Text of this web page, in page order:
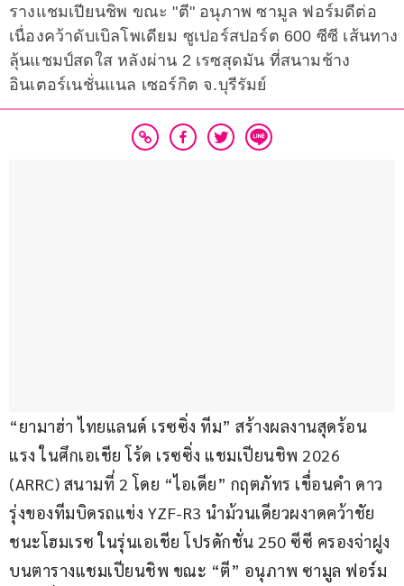
รางแชมเปียนชิพ ขณะ "ตี" ​อนุภาพ ซามูล ฟอร์มดีต่อ
เนื่องคว้าดับเบิลโพเดียม ซูเปอร์สปอร์ต 600 ซีซี เส้นทาง
ลุ้นแชมป์สดใส หลังผ่าน 2 เรซสุดมัน ที่สนามช้าง
อินเตอร์เนชั่นแนล เซอร์กิต จ.บุรีรัมย์
“ยามาฮ่า ไทยแลนด์ เรซซิ่ง ทีม” สร้างผลงานสุดร้อน
แรง ในศึกเอเชีย โร้ด เรซซิ่ง แชมเปียนชิพ 2026
(ARRC) สนามที่ 2 โดย “ไอเดีย” กฤตภัทร เขื่อนคำ ดาว
รุ่งของทีมบิดรถแข่ง YZF-R3 นำม้วนเดียวผงาดคว้าชัย
ชนะโฮมเรซ ในรุ่นเอเชีย โปรดักชั่น 250 ซีซี ครองจ่าฝูง
บนตารางแชมเปียนชิพ ขณะ “ตี” ​อนุภาพ ซามูล ฟอร์ม